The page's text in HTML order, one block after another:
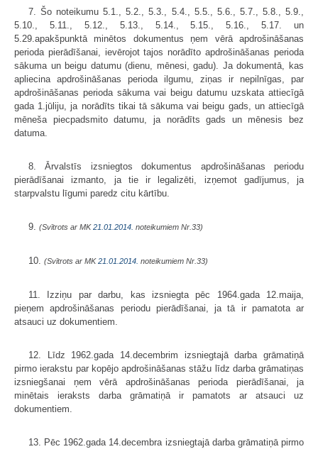
7. Šo noteikumu 5.1., 5.2., 5.3., 5.4., 5.5., 5.6., 5.7., 5.8., 5.9.,
5.10., 5.11., 5.12., 5.13., 5.14., 5.15., 5.16., 5.17. un
5.29.apakšpunktā minētos dokumentus ņem vērā apdrošināšanas
perioda pierādīšanai, ievērojot tajos norādīto apdrošināšanas perioda
sākuma un beigu datumu (dienu, mēnesi, gadu). Ja dokumentā, kas
apliecina apdrošināšanas perioda ilgumu, ziņas ir nepilnīgas, par
apdrošināšanas perioda sākuma vai beigu datumu uzskata attiecīgā
gada 1.jūliju, ja norādīts tikai tā sākuma vai beigu gads, un attiecīgā
mēneša piecpadsmito datumu, ja norādīts gads un mēnesis bez
datuma.
8. Ārvalstīs izsniegtos dokumentus apdrošināšanas periodu
pierādīšanai izmanto, ja tie ir legalizēti, izņemot gadījumus, ja
starpvalstu līgumi paredz citu kārtību.
9. (Svītrots ar MK21.01.2014. noteikumiem Nr.33)
10. (Svītrots ar MK21.01.2014. noteikumiem Nr.33)
11. Izziņu par darbu, kas izsniegta pēc 1964.gada 12.maija,
pieņem apdrošināšanas periodu pierādīšanai, ja tā ir pamatota ar
atsauci uz dokumentiem.
12. Līdz 1962.gada 14.decembrim izsniegtajā darba grāmatiņā
pirmo ierakstu par kopējo apdrošināšanas stāžu līdz darba grāmatiņas
izsniegšanai ņem vērā apdrošināšanas perioda pierādīšanai, ja
minētais ieraksts darba grāmatiņā ir pamatots ar atsauci uz
dokumentiem.
13. Pēc 1962.gada 14.decembra izsniegtajā darba grāmatiņā pirmo